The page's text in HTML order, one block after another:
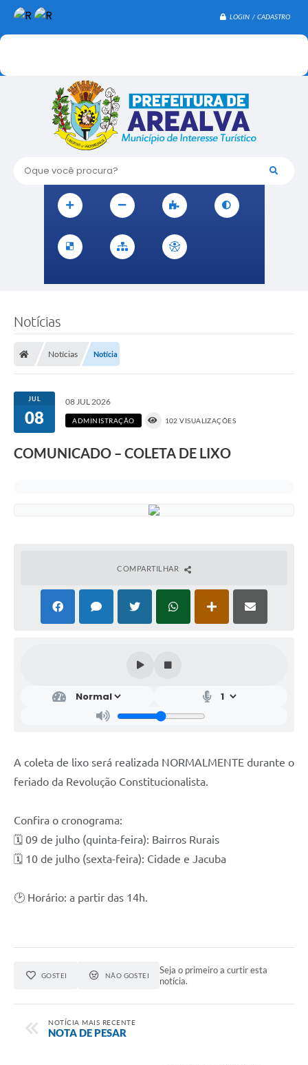
LOGIN / CADASTRO
Oque você procura?
Notícias
Notícias Notícia
JUL
08
08 JUL 2026
ADMINISTRAÇÃO 102 VISUALIZAÇÕES
COMUNICADO – COLETA DE LIXO
COMPARTILHAR
A coleta de lixo será realizada NORMALMENTE durante o
feriado da Revolução Constitucionalista.
Confira o cronograma:
🗓️ 09 de julho (quinta-feira): Bairros Rurais
🗓️ 10 de julho (sexta-feira): Cidade e Jacuba
🕑 Horário: a partir das 14h.
GOSTEI NÃO GOSTEI
Seja o primeiro a curtir esta
notícia.
NOTÍCIA MAIS RECENTE
NOTA DE PESAR